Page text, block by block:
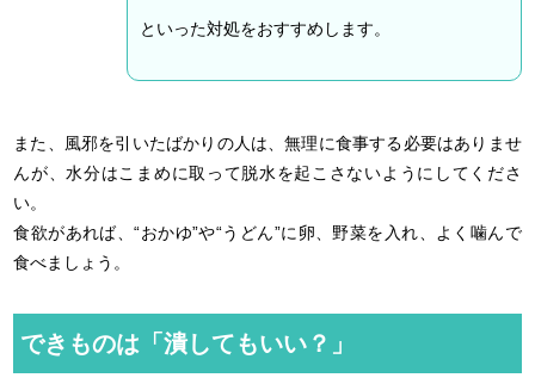
といった対処をおすすめします。
また、風邪を引いたばかりの人は、無理に食事する必要はありませ
んが、水分はこまめに取って脱水を起こさないようにしてくださ
い。
食欲があれば、“おかゆ”や“うどん”に卵、野菜を入れ、よく噛んで
食べましょう。
できものは「潰してもいい？」